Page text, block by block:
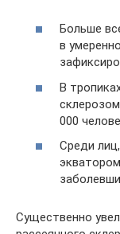
Больше
в
В
000
Среди
Существенно